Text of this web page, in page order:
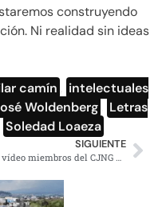
construyendo
Ni realidad sin ideas
camín
intelectuales
Woldenberg
Letras
Soledad Loaeza
SIGUIENTE
En vídeo miembros del CJNG dicen que su guerra no es contra el gobierno, sino contra “El Marro”